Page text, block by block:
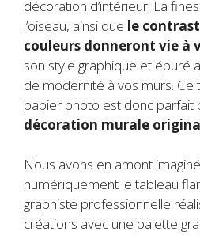
décoration d’intérieur. La
l’oiseau, ainsi que le
couleurs donneront vie à
son style graphique et épuré
de modernité à vos murs. Ce
papier photo est donc parfait
décoration murale
Nous avons en amont
numériquement le tableau
graphiste professionnelle
créations avec une palette